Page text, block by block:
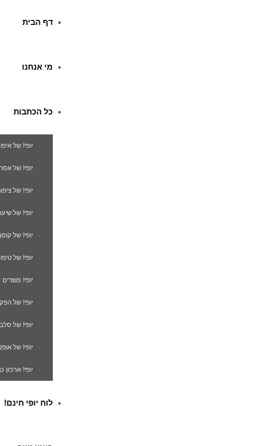
דף הבית
מי אנחנו
כל הכתבות
יופי! של
יופי! של
יופי! של
יופי! של
יופי! של
יופי! של
יופי!
יופי! של
יופי! של
יופי! של
יופי! ארכיון
לוח יופי חינם!